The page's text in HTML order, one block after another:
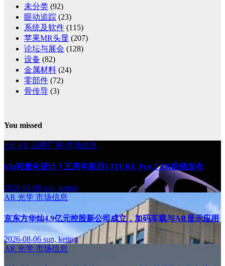
未分类 (92)
眼动追踪 (23)
系统及软件 (115)
苹果MR头显 (207)
论坛与展会 (128)
设备 (82)
金属材料 (24)
零部件 (72)
骨传导 (3)
You missed
AR VR 品牌厂商 市场信息
63g轻量化设计！五周年新品VITURE Pro 2 XR眼镜发布
2026-08-06 sun, keting
AR 光学 市场信息
京东方华灿4.9亿元控股新公司成立，加码车载与AR显示应用
2026-08-06sun, keting
AR 光学 市场信息